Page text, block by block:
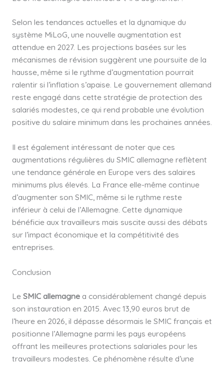
Selon les tendances actuelles et la dynamique du
système MiLoG, une nouvelle augmentation est
attendue en 2027. Les projections basées sur les
mécanismes de révision suggèrent une poursuite de la
hausse, même si le rythme d’augmentation pourrait
ralentir si l’inflation s’apaise. Le gouvernement allemand
reste engagé dans cette stratégie de protection des
salariés modestes, ce qui rend probable une évolution
positive du salaire minimum dans les prochaines années.
Il est également intéressant de noter que ces
augmentations régulières du SMIC allemagne reflètent
une tendance générale en Europe vers des salaires
minimums plus élevés. La France elle-même continue
d’augmenter son SMIC, même si le rythme reste
inférieur à celui de l’Allemagne. Cette dynamique
bénéficie aux travailleurs mais suscite aussi des débats
sur l’impact économique et la compétitivité des
entreprises.
Conclusion
Le SMIC allemagnea considérablement changé depuis
son instauration en 2015. Avec 13,90 euros brut de
l’heure en 2026, il dépasse désormais le SMIC français et
positionne l’Allemagne parmi les pays européens
offrant les meilleures protections salariales pour les
travailleurs modestes. Ce phénomène résulte d’une